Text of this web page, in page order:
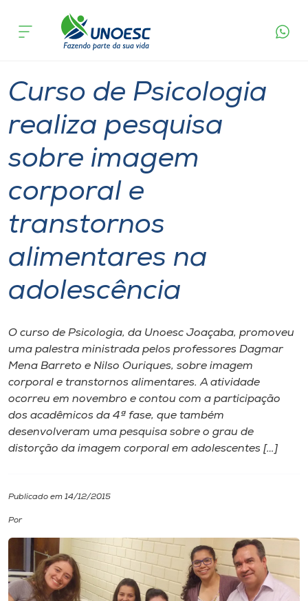
Cursos
Atendimento ao Estudante
Portal de Ensino
Unoesc
Internacionalização
I.nova
Diplomados
Cultura
Biblioteca
Editora
Rádio
acontece
adolescência
Curso de Psicologia
realiza pesquisa
sobre imagem
corporal e
transtornos
alimentares na
adolescência
O curso de Psicologia, da Unoesc Joaçaba, promoveu
uma palestra ministrada pelos professores Dagmar
Mena Barreto e Nilso Ouriques, sobre imagem
corporal e transtornos alimentares. A atividade
ocorreu em novembro e contou com a participação
dos acadêmicos da 4ª fase, que também
desenvolveram uma pesquisa sobre o grau de
distorção da imagem corporal em adolescentes […]
Publicado em 14/12/2015
Por